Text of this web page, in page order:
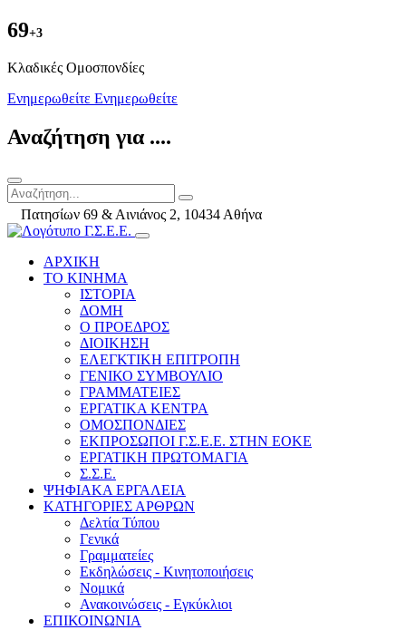
69+3
Kλαδικές Ομοσπονδίες
Ενημερωθείτε Ενημερωθείτε
Αναζήτηση για ....
Πατησίων 69 & Αινιάνος 2, 10434 Αθήνα
ΑΡΧΙΚΗ
ΤΟ ΚΙΝΗΜΑ
ΙΣΤΟΡΙΑ
ΔΟΜΗ
Ο ΠΡΟΕΔΡΟΣ
ΔΙΟΙΚΗΣΗ
ΕΛΕΓΚΤΙΚΗ ΕΠΙΤΡΟΠΗ
ΓΕΝΙΚΟ ΣΥΜΒΟΥΛΙΟ
ΓΡΑΜΜΑΤΕΙΕΣ
ΕΡΓΑΤΙΚΑ ΚΕΝΤΡΑ
ΟΜΟΣΠΟΝΔΙΕΣ
ΕΚΠΡΟΣΩΠΟΙ Γ.Σ.Ε.Ε. ΣΤΗΝ ΕΟΚΕ
ΕΡΓΑΤΙΚΗ ΠΡΩΤΟΜΑΓΙΑ
Σ.Σ.Ε.
ΨΗΦΙΑΚΑ ΕΡΓΑΛΕΙΑ
ΚΑΤΗΓΟΡΙΕΣ ΑΡΘΡΩΝ
Δελτία Τύπου
Γενικά
Γραμματείες
Εκδηλώσεις - Κινητοποιήσεις
Νομικά
Ανακοινώσεις - Εγκύκλιοι
ΕΠΙΚΟΙΝΩΝΙΑ